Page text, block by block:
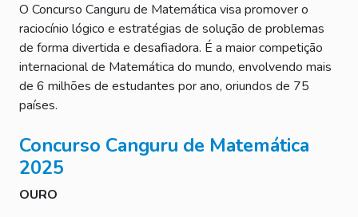
O Concurso Canguru de Matemática visa promover o
raciocínio lógico e estratégias de solução de problemas
de forma divertida e desafiadora. É a maior competição
internacional de Matemática do mundo, envolvendo mais
de 6 milhões de estudantes por ano, oriundos de 75
países.
Concurso Canguru de Matemática
2025
OURO